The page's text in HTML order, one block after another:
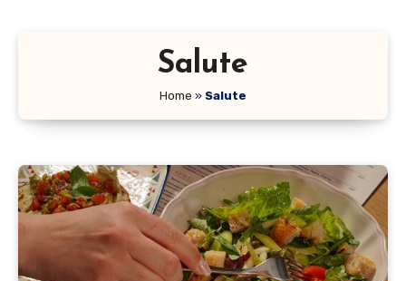
Salute
Home » Salute